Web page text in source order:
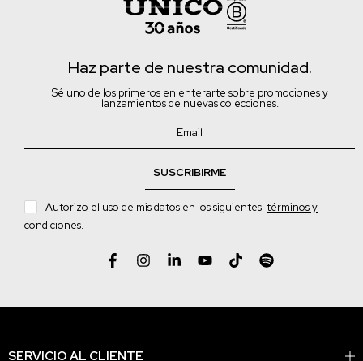
Haz parte de nuestra comunidad.
Sé uno de los primeros en enterarte sobre promociones y
lanzamientos de nuevas colecciones.
SUSCRIBIRME
Autorizo el uso de mis datos en los siguientes términos y
condiciones.
SERVICIO AL CLIENTE